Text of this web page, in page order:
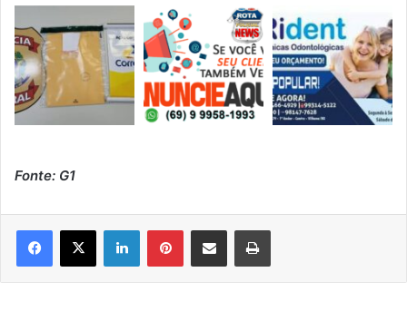
Fonte: G1